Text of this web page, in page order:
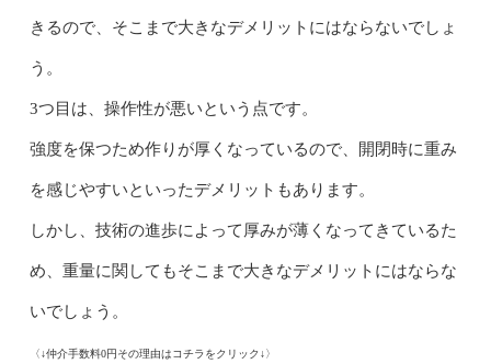
きるので、そこまで大きなデメリットにはならないでしょ
う。
3つ目は、操作性が悪いという点です。
強度を保つため作りが厚くなっているので、開閉時に重み
を感じやすいといったデメリットもあります。
しかし、技術の進歩によって厚みが薄くなってきているた
め、重量に関してもそこまで大きなデメリットにはならな
いでしょう。
〈↓仲介手数料0円その理由はコチラをクリック↓〉